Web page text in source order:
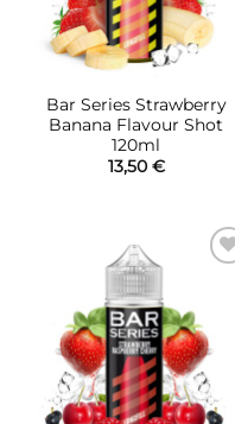
Bar Series Strawberry
Banana Flavour Shot
120ml
13,50 €
επιθυμιών